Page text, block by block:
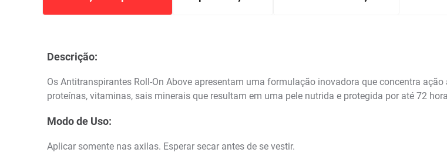
Descrição:
Os Antitranspirantes Roll-On Above apresentam uma formulação inovadora que concentra
proteínas, vitaminas, sais minerais que resultam em uma pele nutrida e protegida por até 72
Modo de Uso:
Aplicar somente nas axilas. Esperar secar antes de se vestir.